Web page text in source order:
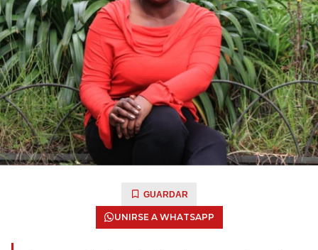
GUARDAR
UNIRSE A WHATSAPP